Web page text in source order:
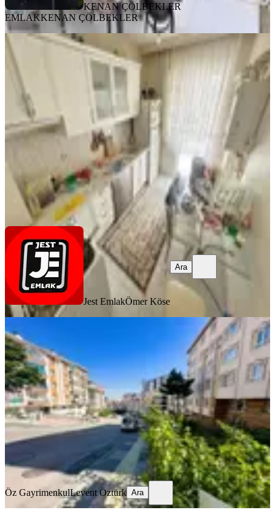
KENAN ÇÖLBEKLER
EMLAKKENAN ÇÖLBEKLER
MANZARALI
Osmangazi Perşembe Pazarı Altı Ön
Cephe Katta Temiz 3+1 Daire
Keçiören, Osmangazi Mahallesi
· 115 m² 1. Kat
3.619.000 ₺
Jest EmlakÖmer Köse
Jest EmlakÖmer Köse
Ara
Ankara / Keçiören / Osmangazi
Mahallesi Nde 3+1 Daire
Keçiören, Osmangazi Mahallesi
3+1 ·125 m²·Kot 1·01.08.2026
2.850.000 ₺
Levent Öztürk
Ara
Öz GayrimenkulLevent Öztürk Ara